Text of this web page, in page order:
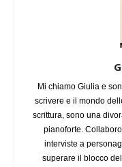
Mi chiamo Giulia e
scrivere e il mondo
scrittura, sono una
pianoforte.
interviste a
superare il blocco